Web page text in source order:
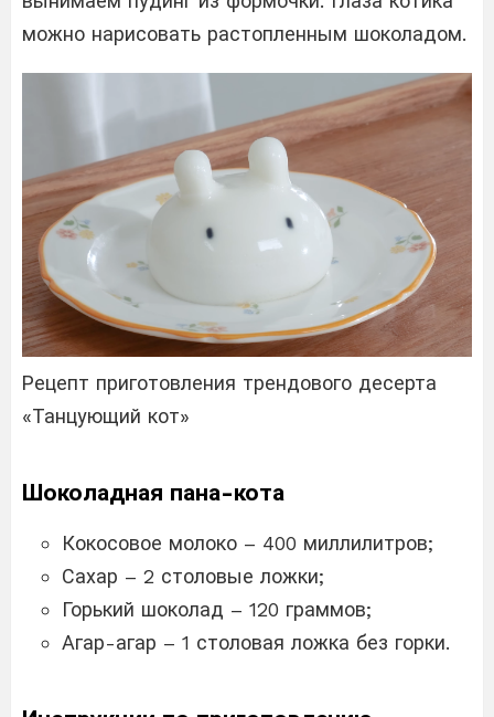
можно нарисовать растопленным шоколадом.
Рецепт приготовления трендового десерта
«Танцующий кот»
Шоколадная пана-кота
Кокосовое молоко – 400 миллилитров;
Сахар – 2 столовые ложки;
Горький шоколад – 120 граммов;
Агар-агар – 1 столовая ложка без горки.